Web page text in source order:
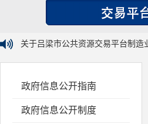
关于吕梁市公共资源交易平台制
政府信息公开指南
政府信息公开制度